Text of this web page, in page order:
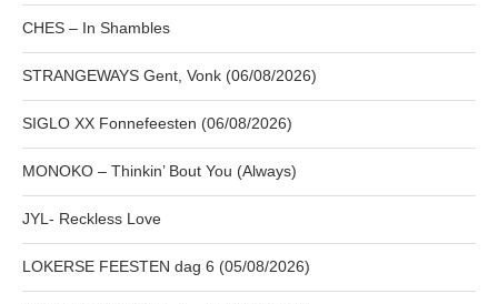
CHES – In Shambles
STRANGEWAYS Gent, Vonk (06/08/2026)
SIGLO XX Fonnefeesten (06/08/2026)
MONOKO – Thinkin’ Bout You (Always)
JYL- Reckless Love
LOKERSE FEESTEN dag 6 (05/08/2026)